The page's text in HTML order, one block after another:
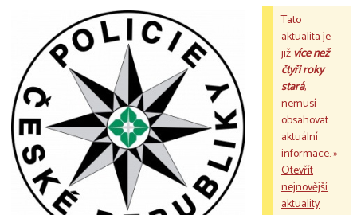
Tato
aktualita je
jižvíce než
čtyři roky
stará,
nemusí
obsahovat
aktuální
informace. »
Otevřít
nejnovější
aktuality